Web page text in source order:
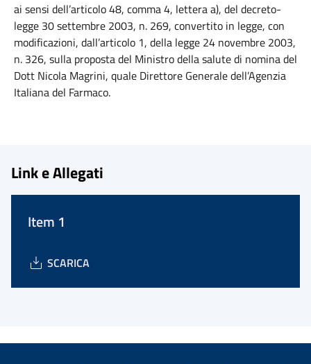
ai sensi dell’articolo 48, comma 4, lettera a), del decreto-
legge 30 settembre 2003, n. 269, convertito in legge, con
modificazioni, dall’articolo 1, della legge 24 novembre 2003,
n. 326, sulla proposta del Ministro della salute di nomina del
Dott Nicola Magrini, quale Direttore Generale dell’Agenzia
Italiana del Farmaco.
Link e Allegati
Item 1
SCARICA